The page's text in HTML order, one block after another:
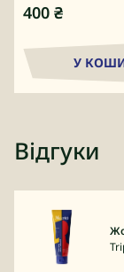
400 ₴
У
Відгуки